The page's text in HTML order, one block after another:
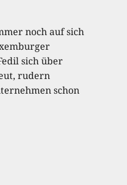
noch auf sich
sich über
rudern
schon